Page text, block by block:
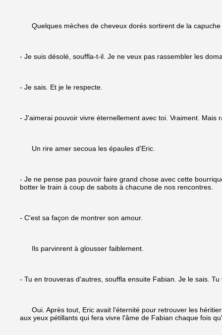
Quelques mèches de cheveux dorés sortirent de la
- Je suis désolé, souffla-t-il. Je ne veux pas rassembler les
- Je sais. Et je le respecte.
- J'aimerai pouvoir vivre éternellement avec toi. Vraiment.
Un rire amer secoua les épaules d'Eric.
- Je ne pense pas pouvoir faire grand chose avec cette
botter le train à coup de sabots à chacune de nos rencontres.
- C'est sa façon de montrer son amour.
Ils parvinrent à glousser faiblement.
- Tu en trouveras d'autres, souffla ensuite Fabian. Je le sais. Tu
Oui. Après tout, Eric avait l'éternité pour retrouver les
aux yeux pétillants qui fera vivre l'âme de Fabian chaque fois